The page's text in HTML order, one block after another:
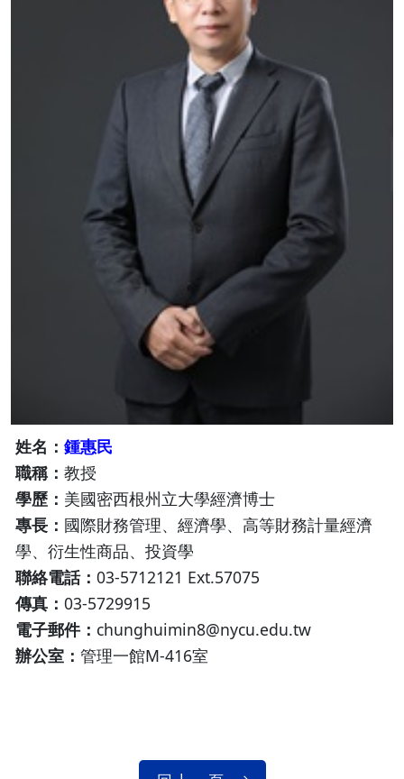
姓名： 鍾惠民
職稱： 教授
學歷： 美國密西根州立大學經濟博士
專長： 國際財務管理、經濟學、高等財務計量經濟
學、衍生性商品、投資學
聯絡電話： 03-5712121 Ext.57075
傳真： 03-5729915
電子郵件： chunghuimin8@nycu.edu.tw
辦公室： 管理一館M-416室